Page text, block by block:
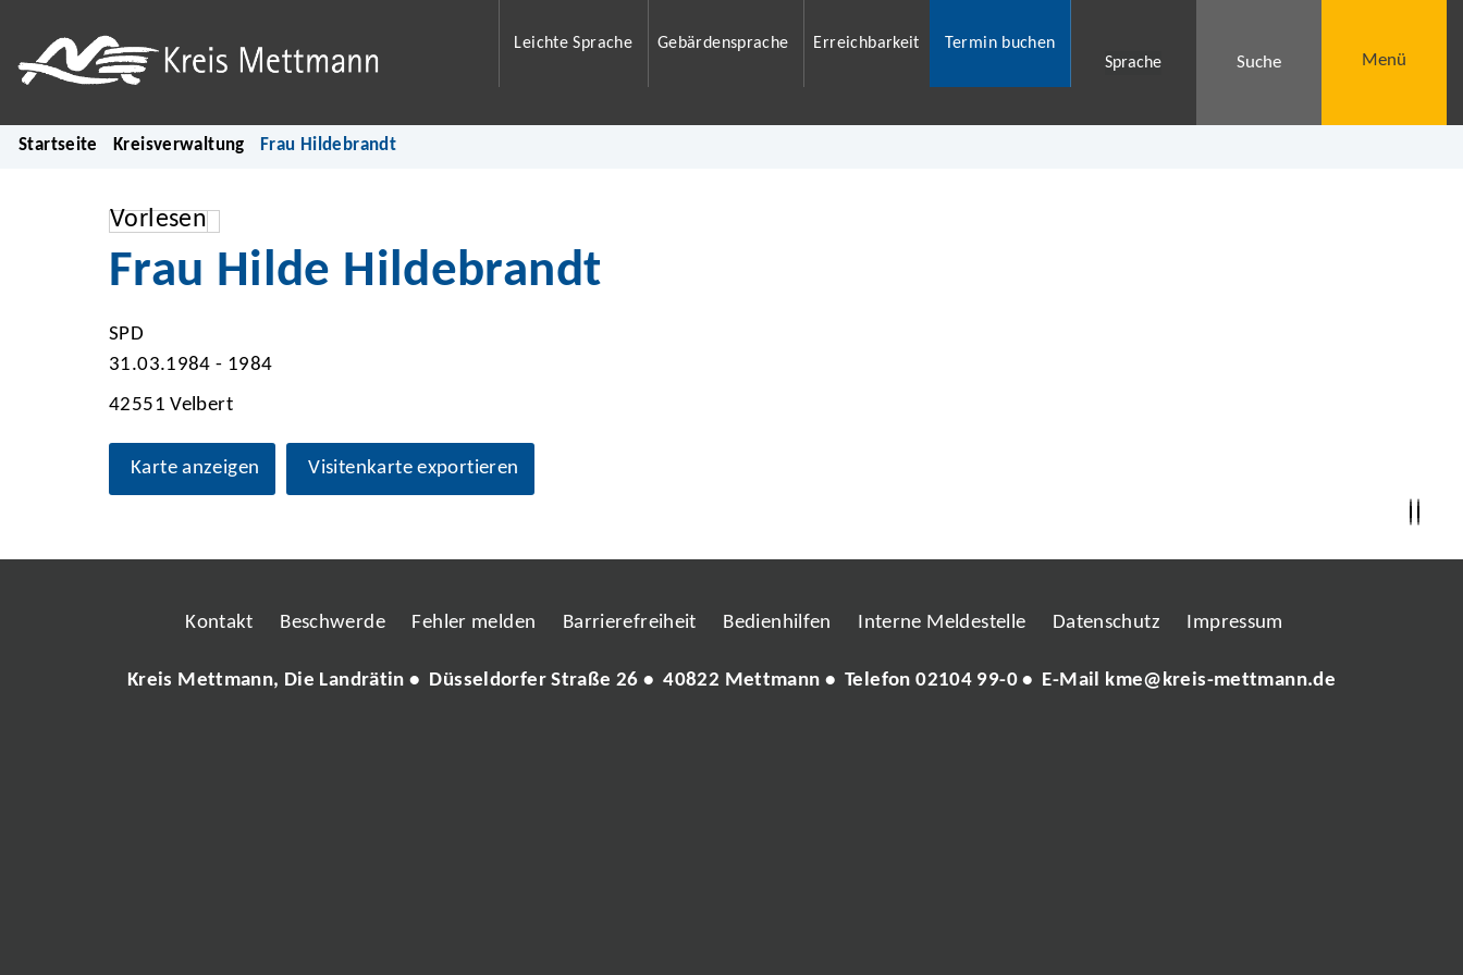
Leichte Sprache Gebärdensprache Erreichbarkeit
Termin buchen
Sprache
Suche Menü
Startseite Kreisverwaltung Frau Hildebrandt
Vorlesen
Frau Hilde Hildebrandt
SPD
31.03.1984 - 1984
42551 Velbert
Karte anzeigen Visitenkarte exportieren
Kontakt Beschwerde Fehler melden Barrierefreiheit Bedienhilfen Interne Meldestelle Datenschutz Impressum
Kreis Mettmann, Die Landrätin • Düsseldorfer Straße 26 • 40822 Mettmann • Telefon02104 99-0• E-Mail kme@kreis-mettmann.de